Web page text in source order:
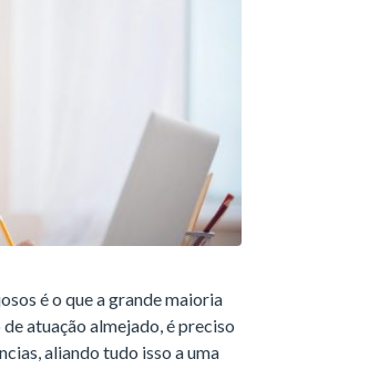
é o que a grande maioria
atuação almejado, é preciso
aliando tudo isso a uma